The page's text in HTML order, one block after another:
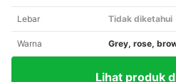
Lebar Tidak diketahui
Warna Grey, rose,
Lihat produk